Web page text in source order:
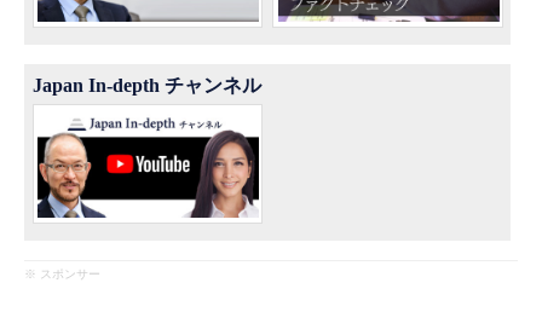
Japan In-depth チャンネル
※ スポンサー